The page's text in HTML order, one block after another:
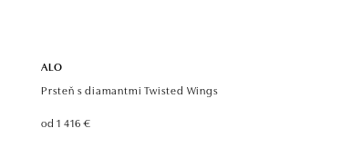
ALO
Prsteň s diamantmi Twisted Wings
od 1 416 €